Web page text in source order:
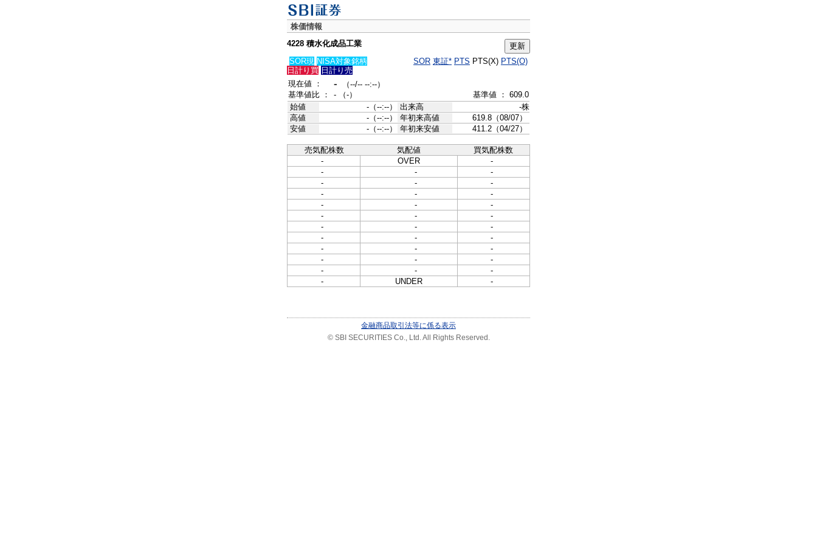
株価情報
4228 積水化成品工業
SOR現 NISA対象銘柄 SOR 東証* PTS PTS(X) PTS(O)
日計り買 日計り売
現在値 ：
- （--/-- --:--）
基準値比 ：
- （-）
基準値 ： 609.0
始値
-（--:--） 出来高
-株
高値
-（--:--） 年初来高値
619.8（08/07）
安値
-（--:--） 年初来安値 411.2（04/27）
売気配株数 気配値
買気配株数
-
OVER
-
-
-
-
-
-
-
-
-
-
-
-
-
-
-
-
-
-
-
-
-
-
-
-
-
-
-
-
-
-
-
-
UNDER -
金融商品取引法等に係る表示
© SBI SECURITIES Co., Ltd. All Rights Reserved.